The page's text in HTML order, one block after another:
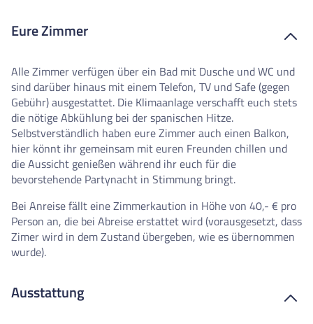
Eure Zimmer
Alle Zimmer verfügen über ein Bad mit Dusche und WC und
sind darüber hinaus mit einem Telefon, TV und Safe (gegen
Gebühr) ausgestattet. Die Klimaanlage verschafft euch stets
die nötige Abkühlung bei der spanischen Hitze.
Selbstverständlich haben eure Zimmer auch einen Balkon,
hier könnt ihr gemeinsam mit euren Freunden chillen und
die Aussicht genießen während ihr euch für die
bevorstehende Partynacht in Stimmung bringt.
Bei Anreise fällt eine Zimmerkaution in Höhe von 40,- € pro
Person an, die bei Abreise erstattet wird (vorausgesetzt, dass
Zimer wird in dem Zustand übergeben, wie es übernommen
wurde).
Ausstattung